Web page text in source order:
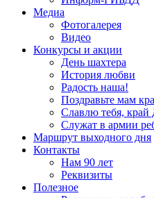
Медиа
Фотогалерея
Видео
Конкурсы и акции
День шахтера
История любви
Радость наша!
Поздравьте мам
Славлю тебя, край
Служат в армии
Маршрут выходного дня
Контакты
Нам 90 лет
Реквизиты
Полезное